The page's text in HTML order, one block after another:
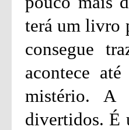
terá um livro
consegue
acontece
mistério. A
divertidos. É